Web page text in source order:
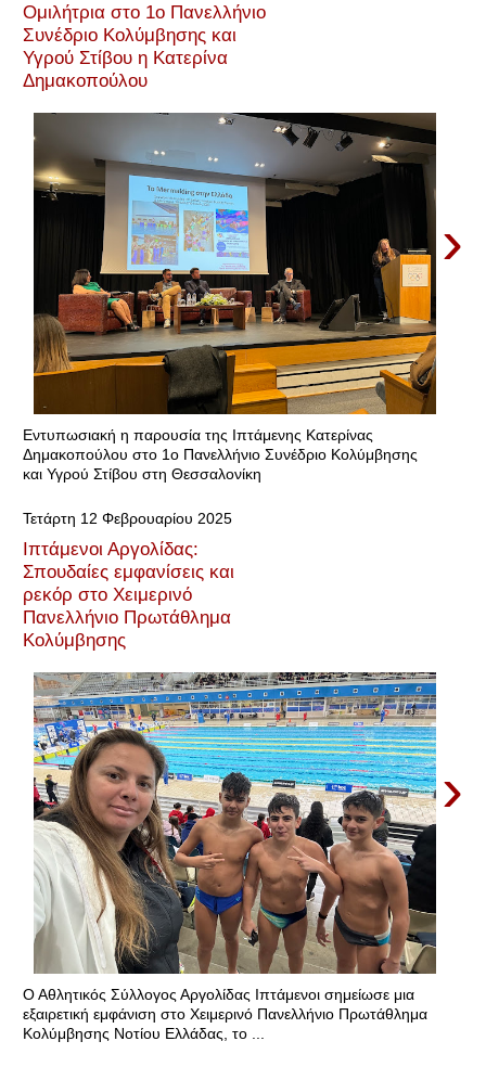
Ομιλήτρια στο 1ο Πανελλήνιο
Συνέδριο Κολύμβησης και
Υγρού Στίβου η Κατερίνα
Δημακοπούλου
›
Εντυπωσιακή η παρουσία της Ιπτάμενης Κατερίνας
Δημακοπούλου στο 1ο Πανελλήνιο Συνέδριο Κολύμβησης
και Υγρού Στίβου στη Θεσσαλονίκη
Τετάρτη 12 Φεβρουαρίου 2025
Ιπτάμενοι Αργολίδας:
Σπουδαίες εμφανίσεις και
ρεκόρ στο Χειμερινό
Πανελλήνιο Πρωτάθλημα
Κολύμβησης
›
Ο Αθλητικός Σύλλογος Αργολίδας Ιπτάμενοι σημείωσε μια
εξαιρετική εμφάνιση στο Χειμερινό Πανελλήνιο Πρωτάθλημα
Κολύμβησης Νοτίου Ελλάδας, το ...